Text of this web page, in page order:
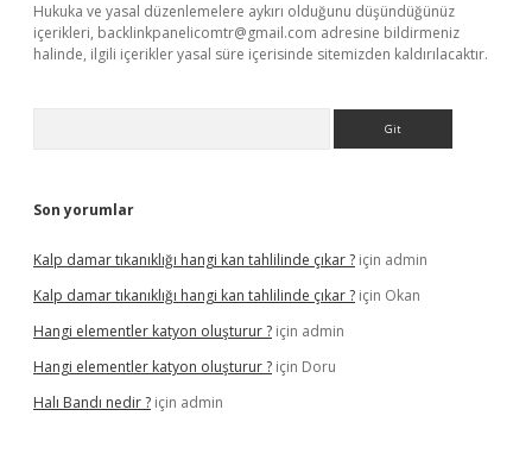
Hukuka ve yasal düzenlemelere aykırı olduğunu düşündüğünüz
içerikleri, backlinkpanelicomtr@gmail.com adresine bildirmeniz
halinde, ilgili içerikler yasal süre içerisinde sitemizden kaldırılacaktır.
Son yorumlar
Kalp damar tıkanıklığı hangi kan tahlilinde çıkar ? için admin
Kalp damar tıkanıklığı hangi kan tahlilinde çıkar ? için Okan
Hangi elementler katyon oluşturur ? için admin
Hangi elementler katyon oluşturur ? için Doru
Halı Bandı nedir ? için admin